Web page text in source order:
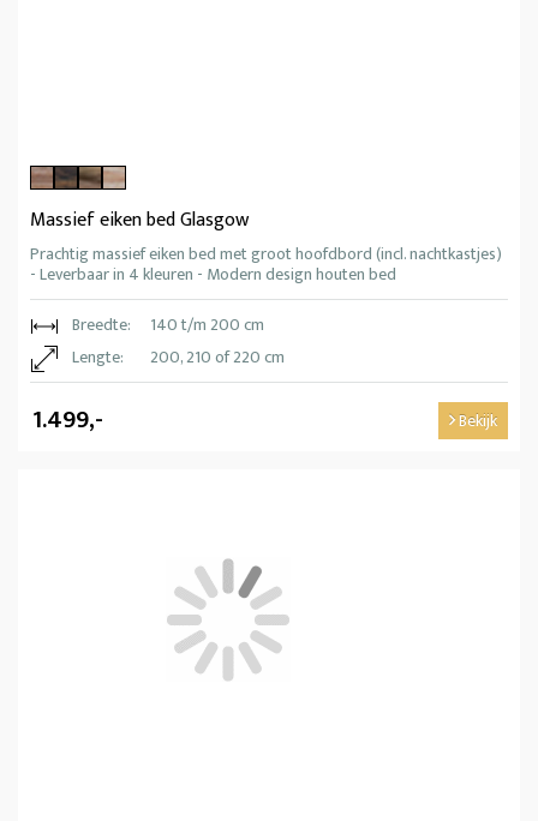
Massief eiken bed Glasgow
Prachtig massief eiken bed met groot hoofdbord (incl. nachtkastjes)
- Leverbaar in 4 kleuren - Modern design houten bed
Breedte:
140 t/m 200 cm
Lengte:
200, 210 of 220 cm
1.499,- Bekijk